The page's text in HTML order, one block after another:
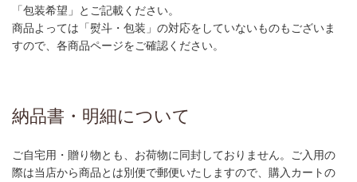
「包装希望」とご記載ください。
商品よっては「熨斗・包装」の対応をしていないものもございま
すので、各商品ページをご確認ください。
納品書・明細について
ご自宅用・贈り物とも、お荷物に同封しておりません。ご入用の
際は当店から商品とは別便で郵便いたしますので、購入カートの